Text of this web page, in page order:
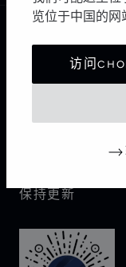
览位于中国的网
访问
保持更新